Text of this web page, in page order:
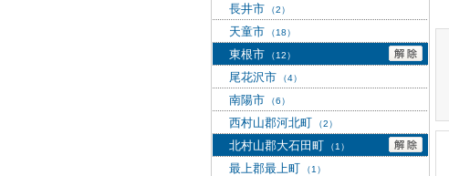
長井市 （2）
天童市 （18）
東根市 （12）
尾花沢市 （4）
南陽市 （6）
西村山郡河北町 （2）
北村山郡大石田町 （1）
最上郡最上町 （1）